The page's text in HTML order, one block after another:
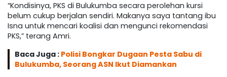
“Kondisinya, PKS di Bulukumba secara perolehan kursi
belum cukup berjalan sendiri. Makanya saya tantang ibu
Isna untuk mencari koalisi dan mengunci rekomendasi
PKS,” terang Amri.
Baca Juga : Polisi Bongkar Dugaan Pesta Sabu di
Bulukumba, Seorang ASN Ikut Diamankan